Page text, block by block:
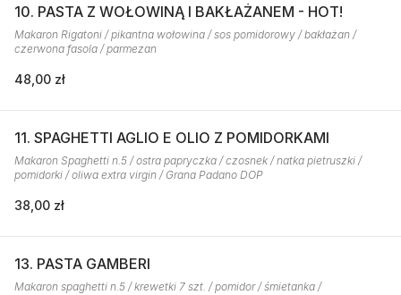
10. PASTA Z WOŁOWINĄ I BAKŁAŻANEM - HOT!
Makaron Rigatoni / pikantna wołowina / sos pomidorowy / bakłażan /
czerwona fasola / parmezan
48,00 zł
11. SPAGHETTI AGLIO E OLIO Z POMIDORKAMI
Makaron Spaghetti n.5 / ostra papryczka / czosnek / natka pietruszki /
pomidorki / oliwa extra virgin / Grana Padano DOP
38,00 zł
13. PASTA GAMBERI
Makaron spaghetti n.5 / krewetki 7 szt. / pomidor / śmietanka /